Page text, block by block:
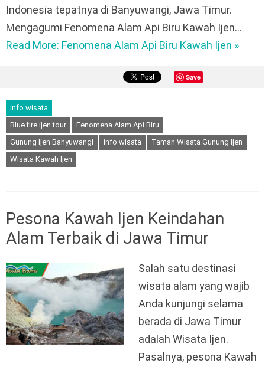
Indonesia tepatnya di Banyuwangi, Jawa Timur.
Mengagumi Fenomena Alam Api Biru Kawah Ijen…
Read More: Fenomena Alam Api Biru Kawah Ijen »
Save
info wisata
Blue fire ijen tour
Fenomena Alam Api Biru
Gunung Ijen Banyuwangi
info wisata
Taman Wisata Gunung Ijen
Wisata Kawah Ijen
Pesona Kawah Ijen Keindahan
Alam Terbaik di Jawa Timur
Salah satu destinasi
wisata alam yang wajib
Anda kunjungi selama
berada di Jawa Timur
adalah Wisata Ijen.
Pasalnya, pesona Kawah